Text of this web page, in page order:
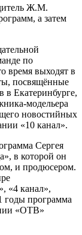
Ж.М.
а затем
по
время выходят в
посвящённые
в Екатеринбурге,
модельера
новостийных
«10 канал».
Сергея
в которой он
и продюсером.
«4 канал»,
годы программа
«ОТВ»